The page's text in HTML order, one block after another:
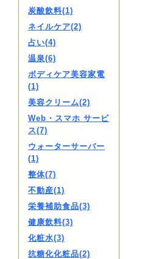
炭酸飲料(1)
ネイルケア(2)
占い(4)
温泉(6)
ボディケア美容家電
(1)
美容クリーム(2)
Web・スマホ サービ
ス(7)
ウォーターサーバー
(1)
整体(7)
不動産(1)
栄養補助食品(3)
健康飲料(3)
化粧水(3)
抗糖化化粧品(2)